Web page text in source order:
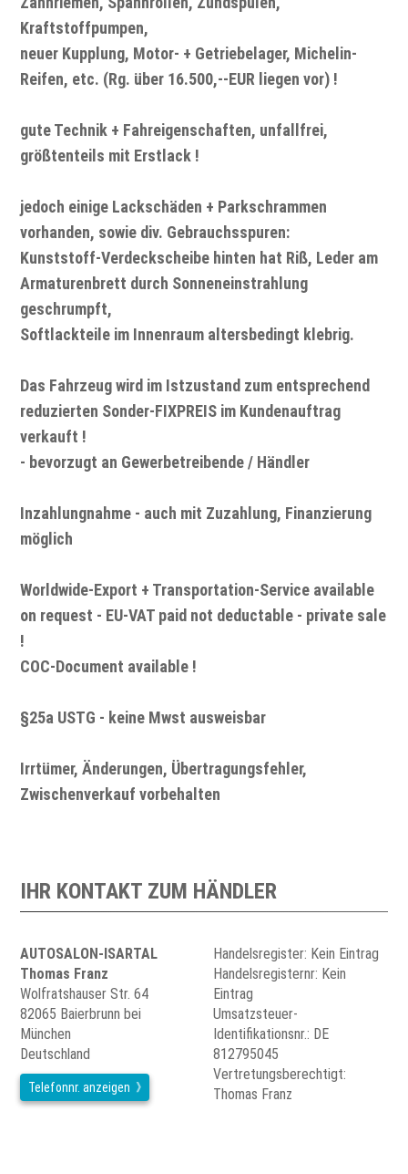
Kraftstoffpumpen,
neuer Kupplung, Motor- + Getriebelager, Michelin-
Reifen, etc. (Rg. über 16.500,--EUR liegen vor) !
gute Technik + Fahreigenschaften, unfallfrei,
größtenteils mit Erstlack !
jedoch einige Lackschäden + Parkschrammen
vorhanden, sowie div. Gebrauchsspuren:
Kunststoff-Verdeckscheibe hinten hat Riß, Leder am
Armaturenbrett durch Sonneneinstrahlung
geschrumpft,
Softlackteile im Innenraum altersbedingt klebrig.
Das Fahrzeug wird im Istzustand zum entsprechend
reduzierten Sonder-FIXPREIS im Kundenauftrag
verkauft !
- bevorzugt an Gewerbetreibende / Händler
Inzahlungnahme - auch mit Zuzahlung, Finanzierung
möglich
Worldwide-Export + Transportation-Service available
on request - EU-VAT paid not deductable - private sale
!
COC-Document available !
§25a USTG - keine Mwst ausweisbar
Irrtümer, Änderungen, Übertragungsfehler,
Zwischenverkauf vorbehalten
IHR KONTAKT ZUM HÄNDLER
AUTOSALON-ISARTAL
Thomas Franz
Wolfratshauser Str. 64
82065 Baierbrunn bei
München
Deutschland
Telefonnr. anzeigen
Handelsregister: Kein Eintrag
Handelsregisternr: Kein
Eintrag
Umsatzsteuer-
Identifikationsnr.: DE
812795045
Vertretungsberechtigt:
Thomas Franz